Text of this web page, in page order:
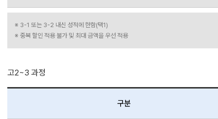
※ 3-1 또는 3-2 내신 성적에 한함(택1)
※ 중복 할인 적용 불가 및 최대 금액을 우선 적용
고2~3 과정
구분